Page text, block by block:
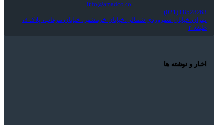
info@amadco.co
88528263 (021)
تهران،خیابان سهروردی شمالی،خیابان خرمشهر، خیابان مرغاب، پلاک 3،
طبقه ۲
اخبار و نوشته ها